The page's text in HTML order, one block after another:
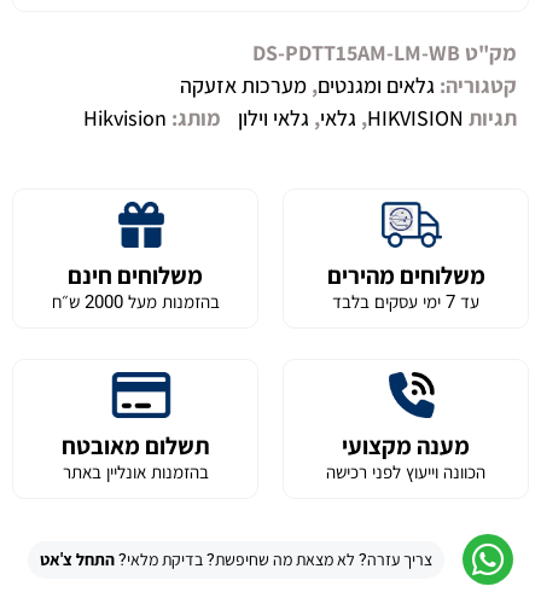
מק"ט DS-PDTT15AM-LM-WB
קטגוריה: גלאים ומגנטים, מערכות אזעקה
תגיות HIKVISION
, גלאי, גלאי וילון מותג: Hikvision
משלוחים מהירים
עד 7 ימי עסקים בלבד
משלוחים חינם
בהזמנות מעל 2000 ש״ח
מענה מקצועי
הכוונה וייעוץ לפני רכישה
תשלום מאובטח
בהזמנות אונליין באתר
צריך עזרה? לא מצאת מה שחיפשת? בדיקת מלאי?התחל צ'אט